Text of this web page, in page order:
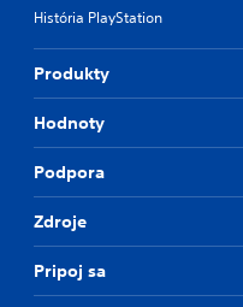
História PlayStation
Produkty
Hodnoty
Podpora
Zdroje
Pripoj sa